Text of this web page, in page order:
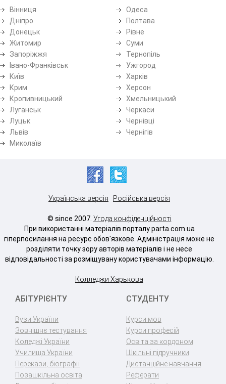
Вінниця
Дніпро
Донецьк
Житомир
Запоріжжя
Івано-Франківськ
Київ
Крим
Кропивницький
Луганськ
Луцьк
Львів
Миколаїв
Одеса
Полтава
Рівне
Суми
Тернопіль
Ужгород
Харків
Херсон
Хмельницький
Черкаси
Чернівці
Чернігів
Українська версія Російська версія
© since 2007. Угода конфіденційності
При використанні матеріалів порталу parta.com.ua
гіперпосилання на ресурс обов'язкове. Адміністрація може не
розділяти точку зору авторів матеріалів і не несе
відповідальності за розміщувану користувачами інформацію.
Колледжи Харькова
АБІТУРІЄНТУ
Вузи України
Зовнішнє тестування
Коледжі України
Училища України
Перекази, біографії
Позашкільна освіта
СТУДЕНТУ
Курси мов
Курси професій
Освіта за кордоном
Шкільні підручники
Дистанційне навчання
Реферати